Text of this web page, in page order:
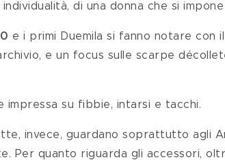
di una donna che si
e i primi Duemila si fanno notare
e un focus sulle scarpe
impressa su fibbie, intarsi e tacchi.
invece, guardano soprattutto agli
Per quanto riguarda gli accessori,